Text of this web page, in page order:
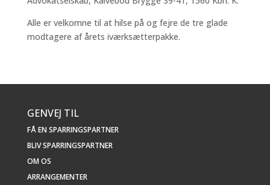
Alle er velkomne til at hilse på og fejre de tre glade
modtagere af årets iværksætterpakke.
GENVEJ TIL
FÅ EN SPARRINGSPARTNER
BLIV SPARRINGSPARTNER
OM OS
ARRANGEMENTER